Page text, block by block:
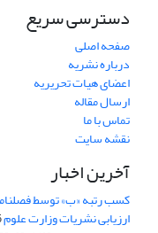
دسترسی سریع
صفحه اصلی
درباره نشریه
اعضای هیات تحریریه
ارسال مقاله
تماس با ما
نقشه سایت
آخرین اخبار
کسب رتبه «ب» توسط
ارزیابی نشریات وزارت علوم